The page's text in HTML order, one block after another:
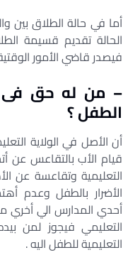
أما في حالة الطلاق
الحالة تقديم قسيمة
فيصدر قاضي الأمور الوقتية
– من له حق فى
الطفل ؟
أن الأصل في الولاية
قيام الأب بالتقاعس عن
التعليمية وتقاعسة عن
الأضرار بالطفل وعدم
أحدي المدارس الي أخري
التعليمي فيجوز لمن
التعليمية للطفل اليه .